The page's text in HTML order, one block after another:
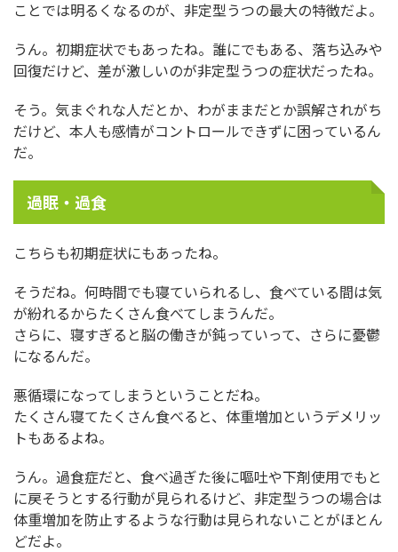
ことでは明るくなるのが、非定型うつの最大の特徴だよ。
うん。初期症状でもあったね。誰にでもある、落ち込みや
回復だけど、差が激しいのが非定型うつの症状だったね。
そう。気まぐれな人だとか、わがままだとか誤解されがち
だけど、本人も感情がコントロールできずに困っているん
だ。
過眠・過食
こちらも初期症状にもあったね。
そうだね。何時間でも寝ていられるし、食べている間は気
が紛れるからたくさん食べてしまうんだ。
さらに、寝すぎると脳の働きが鈍っていって、さらに憂鬱
になるんだ。
悪循環になってしまうということだね。
たくさん寝てたくさん食べると、体重増加というデメリッ
トもあるよね。
うん。過食症だと、食べ過ぎた後に嘔吐や下剤使用でもと
に戻そうとする行動が見られるけど、非定型うつの場合は
体重増加を防止するような行動は見られないことがほとん
どだよ。